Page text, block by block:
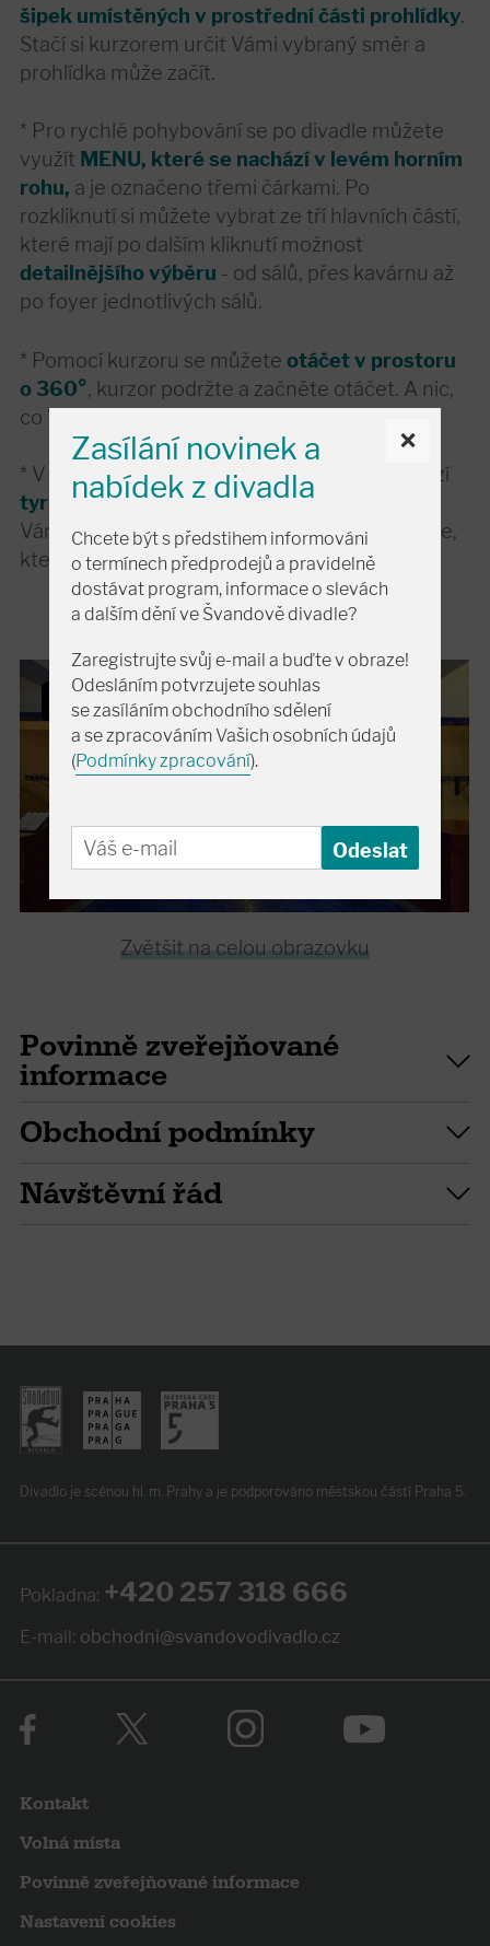
šipek umístěných v prostřední části prohlídky.
Stačí si kurzorem určit Vámi vybraný směr a
prohlídka může začít.
* Pro rychlé pohybování se po divadle můžete
využít MENU, které se nachází v levém horním
rohu, a je označeno třemi čárkami. Po
rozkliknutí si můžete vybrat ze tří hlavních částí,
které mají po dalším kliknutí možnost
detailnějšího výběru - od sálů, přes kavárnu až
po foyer jednotlivých sálů.
* Pomocí kurzoru se můžeteotáčet v prostoru
o 360°, kurzor podržte a začněte otáčet. A nic,
co Vás v divadle zajímá, Vám neunikne.
* V určitých prostorech divadla se Vám zobrazí
tyrkysové body. Pokud na ně kliknete, tak se
Vám v dalším okně zobrazí informace o divadle,
která je s daným místem spojená.
Zvětšit na celou obrazovku
Povinně zveřejňované
informace
Obchodní podmínky
Návštěvní řád
Divadlo je scénou hl. m. Prahy a je podporováno městskou částí Praha 5.
Pokladna: +420 257 318 666
E-mail: obchodni@svandovodivadlo.cz
Kontakt
Volná místa
Povinně zveřejňované informace
Nastavení cookies
×
Zasílání novinek a
nabídek z divadla
Chcete být s předstihem informováni
o termínech předprodejů a pravidelně
dostávat program, informace o slevách
a dalším dění ve Švandově divadle?
Zaregistrujte svůj e-mail a buďte v obraze!
Odesláním potvrzujete souhlas
se zasíláním obchodního sdělení
a se zpracováním Vašich osobních údajů
(Podmínky zpracování).